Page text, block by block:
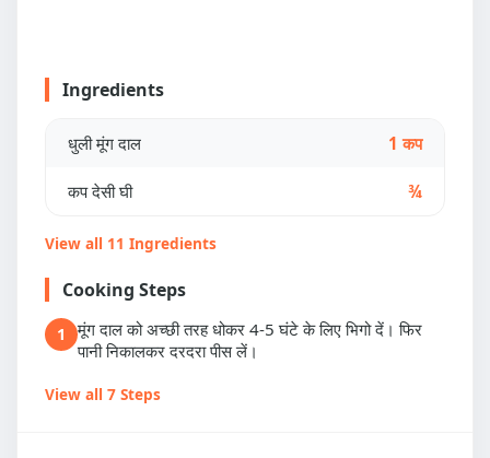
Ingredients
धुली मूंग दाल 1 कप
कप देसी घी ¾
View all 11 Ingredients
Cooking Steps
1
मूंग दाल को अच्छी तरह धोकर 4-5 घंटे के लिए भिगो दें। फिर
पानी निकालकर दरदरा पीस लें।
View all 7 Steps